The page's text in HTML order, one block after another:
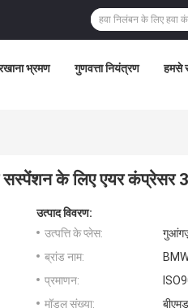
भ्रमण गुणवत्ता नियंत्रण हमसे
सस्पेंशन के लिए एयर
उत्पाद विवरण:
उत्पत्ति के प्लेस:
ब्रांड नाम:
प्रमाणन:
मॉडल संख्या: